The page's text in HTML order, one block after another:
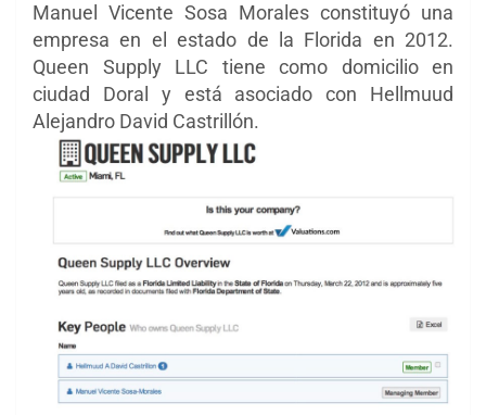
Manuel Vicente Sosa Morales constituyó una
empresa en el estado de la Florida en 2012.
Queen Supply LLC tiene como domicilio en
ciudad Doral y está asociado con Hellmuud
Alejandro David Castrillón.